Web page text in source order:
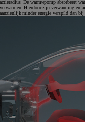
actieradius. De warmtepomp absorbeert
verwarmen. Hierdoor zijn verwarming en
aanzienlijk minder energie verspild dan